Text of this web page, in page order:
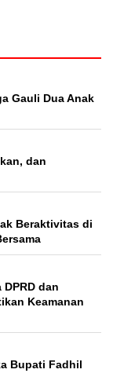
Gauli Dua Anak
dan
Beraktivitas di
dan
Keamanan
Bupati Fadhil